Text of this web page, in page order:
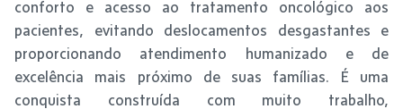
conforto e acesso ao tratamento oncológico aos
pacientes, evitando deslocamentos desgastantes e
proporcionando atendimento humanizado e de
excelência mais próximo de suas famílias. É uma
conquista construída com muito trabalho,